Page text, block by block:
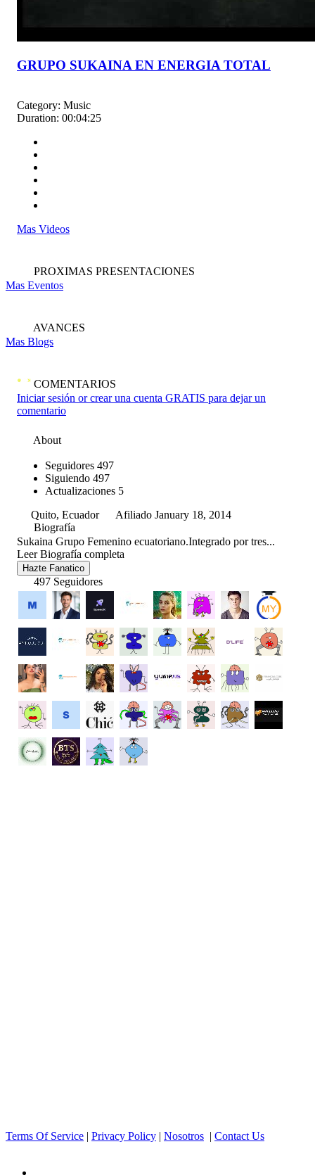
GRUPO SUKAINA EN ENERGIA TOTAL
Category: Music
Duration: 00:04:25
Mas Videos
PROXIMAS PRESENTACIONES
Mas Eventos
AVANCES
Mas Blogs
COMENTARIOS
Iniciar sesión or crear una cuenta GRATIS para dejar un
comentario
About
Seguidores 497
Siguiendo 497
Actualizaciones 5
Quito, Ecuador
Afiliado January 18, 2014
Biografía
Sukaina Grupo Femenino ecuatoriano.Integrado por tres...
Leer Biografía completa
Hazte Fanatico
497 Seguidores
Terms Of Service | Privacy Policy | Nosotros | Contact Us